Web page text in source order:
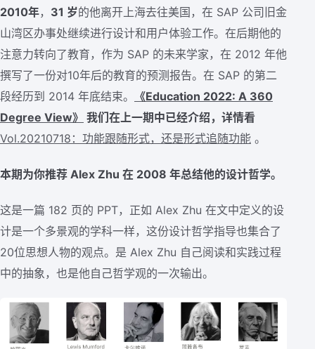
2010年， 31 岁的他离开上海去往美国，在 SAP 公司旧金
山湾区办事处继续进行设计和用户体验工作。在后期他的
注意力转向了教育，作为 SAP 的未来学家，在 2012 年他
撰写了一份对10年后的教育的预测报告。在 SAP 的第二
段经历到 2014 年底结束。
《Education 2022: A 360
Degree View》 我们在上一期中已经介绍，详情看
Vol.20210718：功能跟随形式，还是形式追随功能 。
本期为你推荐 Alex Zhu 在 2008 年总结他的设计哲学。
这是一篇 182 页的 PPT，正如 Alex Zhu 在文中定义的设
计是一个多景观的学科一样，这份设计哲学指导也集合了
20位思想人物的观点。是 Alex Zhu 自己阅读和实践过程
中的抽象，也是他自己哲学观的一次输出。